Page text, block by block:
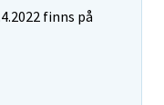
finns på